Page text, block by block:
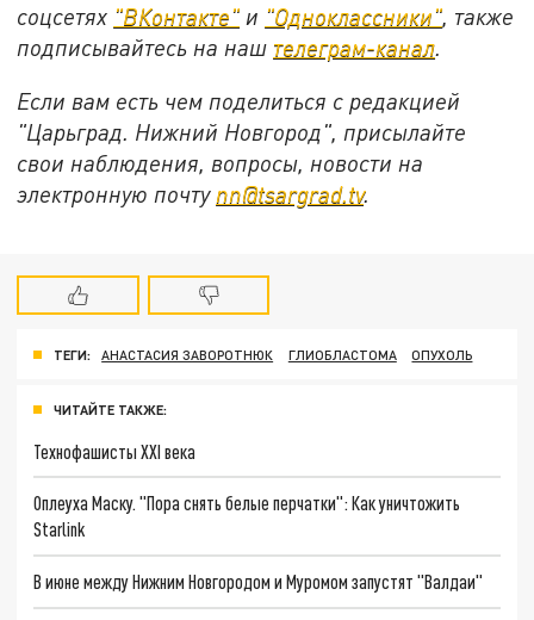
соцсетях "ВКонтакте" и "Одноклассники" также
подписывайтесь на наш телеграм-канал
Если вам есть чем поделиться с редакцией
"Царьград. Нижний Новгород", присылайте
свои наблюдения, вопросы, новости на
электронную почту nn@tsargrad.tv.
ТЕГИ: АНАСТАСИЯ ЗАВОРОТНЮК ГЛИОБЛАСТОМА ОПУХОЛЬ
ЧИТАЙТЕ ТАКЖЕ:
Технофашисты XXI века
Оплеуха Маску. "Пора снять белые перчатки": Как уничтожить
Starlink
В июне между Нижним Новгородом и Муромом запустят "Валдаи"